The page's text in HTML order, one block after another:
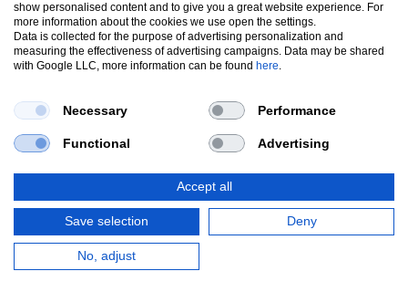
Instagram
UNSERE BELIEBTESTEN PRODUKTE
Endschalldämpfer Bremsscheiben Carbon Style & Aerodynamik
*Alle Preise verstehen sich inkl. MwSt. zzgl.Versandkosten. Versandkostenfrei
innerhalb deutschlands. zzgl. Versandkosten.
© Copyright 2026 | Alle Rechte vorbehalten.
show personalised content and to give you a great website experience. For
more information about the cookies we use open the settings.
Data is collected for the purpose of advertising personalization and
measuring the effectiveness of advertising campaigns. Data may be shared
with Google LLC, more information can be found here.
Necessary Performance
Functional Advertising
Accept all
Save selection Deny
No, adjust